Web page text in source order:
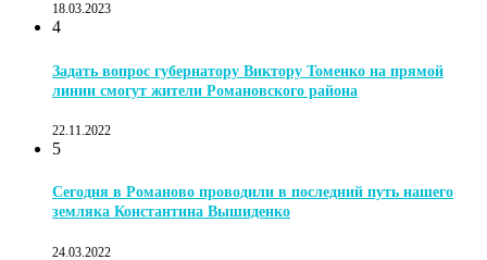
18.03.2023
4
Задать вопрос губернатору Виктору Томенко на прямой
линии смогут жители Романовского района
22.11.2022
5
Сегодня в Романово проводили в последний путь нашего
земляка Константина Вышиденко
24.03.2022